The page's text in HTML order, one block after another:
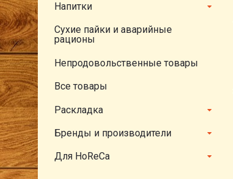
Напитки
Сухие пайки и аварийные
рационы
Непродовольственные товары
Все товары
Раскладка
Бренды и производители
Для HoReCa